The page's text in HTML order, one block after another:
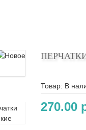
Товар: В
270.00